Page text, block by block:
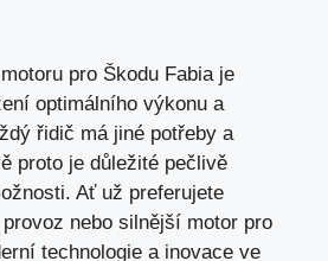
pro Škodu Fabia je
optimálního výkonu a
řidič má jiné potřeby a
proto je důležité pečlivě
Ať už preferujete
nebo silnější motor pro
technologie a inovace ve